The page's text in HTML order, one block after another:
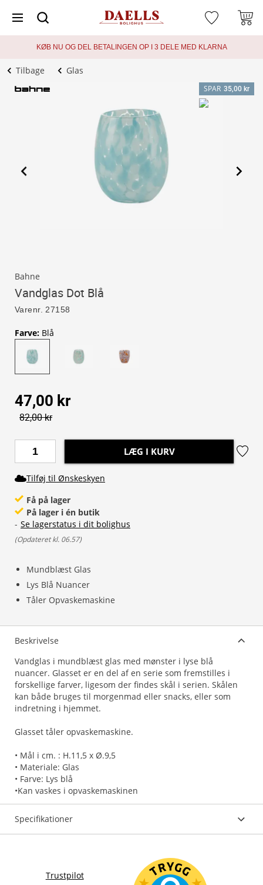
KØB NU OG DEL BETALINGEN OP I 3 DELE MED KLARNA
Tilbage Glas
SPAR 35,00 kr
Bahne
Vandglas Dot Blå
Varenr. 27158
Mundblæst Glas
Lys Blå Nuancer
Tåler Opvaskemaskine
Farve: Blå
47,00 kr
82,00 kr
LÆG I KURV
Tilføj til Ønskeskyen
Få på lager
På lager i én butik
- Se lagerstatus i dit bolighus
(Opdateret kl. 06.57)
Beskrivelse
Vandglas i mundblæst glas med mønster i lyse blå
nuancer. Glasset er en del af en serie som fremstilles i
forskellige farver, ligesom der findes skål i serien. Skålen
kan både bruges til morgenmad eller snacks, eller som
indretning i hjemmet.
Glasset tåler opvaskemaskine.
• Mål i cm. : H.11,5 x Ø.9,5
• Materiale: Glas
• Farve: Lys blå
•Kan vaskes i opvaskemaskinen
Specifikationer
Trustpilot